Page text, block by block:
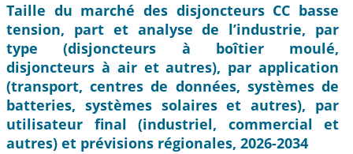
Taille du marché des disjoncteurs CC basse
tension, part et analyse de l’industrie, par
type (disjoncteurs à boîtier moulé,
disjoncteurs à air et autres), par application
(transport, centres de données, systèmes de
batteries, systèmes solaires et autres), par
utilisateur final (industriel, commercial et
autres) et prévisions régionales, 2026-2034